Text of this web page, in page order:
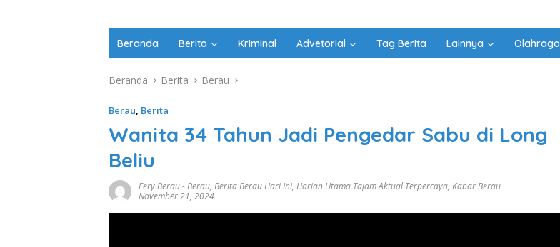
Beranda Berita Kriminal Advetorial Tag Berita Lainnya Olahraga
Beranda Berita Berau
Berau, Berita
Wanita 34 Tahun Jadi Pengedar Sabu di Long
Beliu
Fery Berau-Berau, Berita Berau Hari Ini, Harian Utama Tajam Aktual Terpercaya, Kabar Berau
November 21, 2024